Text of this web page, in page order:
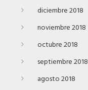
diciembre 2018
noviembre 2018
octubre 2018
septiembre 2018
agosto 2018